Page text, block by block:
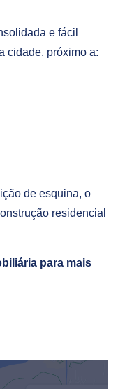
e fácil
cidade, próximo a:
de esquina, o
residencial
para mais